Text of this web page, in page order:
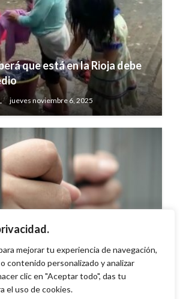
mejorar tu experiencia de navegación,
contenido personalizado y analizar
clic en "Aceptar todo", das tu
el uso de cookies.
que está en la Rioja debe
jueves noviembre 6, 2025
agredía y hurtaba a pasajeros
miércoles septiembre 3, 2025